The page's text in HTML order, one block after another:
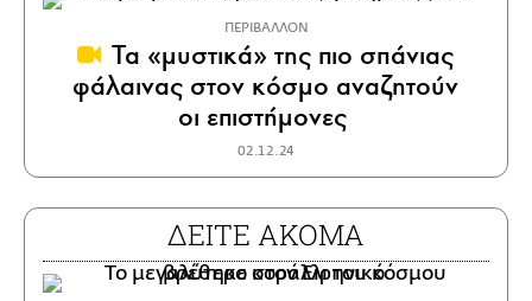
ΠΕΡΙΒΑΛΛΟΝ
Τα «μυστικά» της πιο σπάνιας
φάλαινας στον κόσμο αναζητούν
οι επιστήμονες
02.12.24
ΔΕΙΤΕ ΑΚΟΜΑ